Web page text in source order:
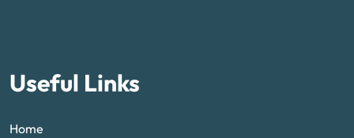
Useful Links
Home